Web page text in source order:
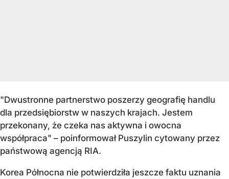
"Dwustronne partnerstwo poszerzy geografię handlu
dla przedsiębiorstw w naszych krajach. Jestem
przekonany, że czeka nas aktywna i owocna
współpraca" – poinformował Puszylin cytowany przez
państwową agencją RIA.
Korea Północna nie potwierdziła jeszcze faktu uznania